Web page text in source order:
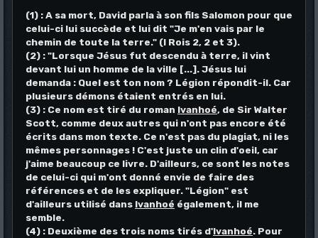
(1) : A sa mort, David parla à son fils Salomon pour que
celui-ci lui succède et lui dit "Je m'en vais par le
chemin de toute la terre." (I Rois 2, 2 et 3).
(2) : "Lorsque Jésus fut descendu à terre, il vint
devant lui un homme de la ville [...]. Jésus lui
demanda : Quel est ton nom ? Légion répondit-il. Car
plusieurs démons étaient entrés en lui.
(3) : Ce nom est tiré du roman Ivanhoé, de Sir Walter
Scott, comme deux autres qui n'ont pas encore été
écrits dans mon texte. Ce n'est pas du plagiat, ni les
mêmes personnages ! C'est juste un clin d'oeil, car
j'aime beaucoup ce livre. D'ailleurs, ce sont les notes
de celui-ci qui m'ont donné envie de faire des
références et de les expliquer. "Légion" est
d'ailleurs utilisé dans Ivanhoé également, il me
semble.
(4) : Deuxième des trois noms tirés d'Ivanhoé. Pour